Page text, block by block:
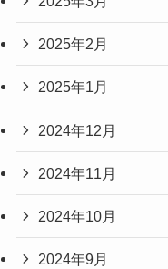
2025年2月
2025年1月
2024年12月
2024年11月
2024年10月
2024年9月